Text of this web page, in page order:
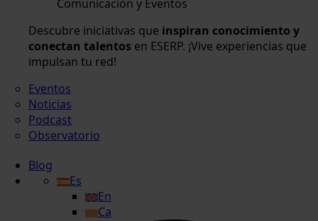
Comunicación y Eventos
Descubre iniciativas que inspiran conocimiento y
conectan talentos en ESERP. ¡Vive experiencias que
impulsan tu red!
Eventos
Noticias
Podcast
Observatorio
Blog
Es
En
Ca